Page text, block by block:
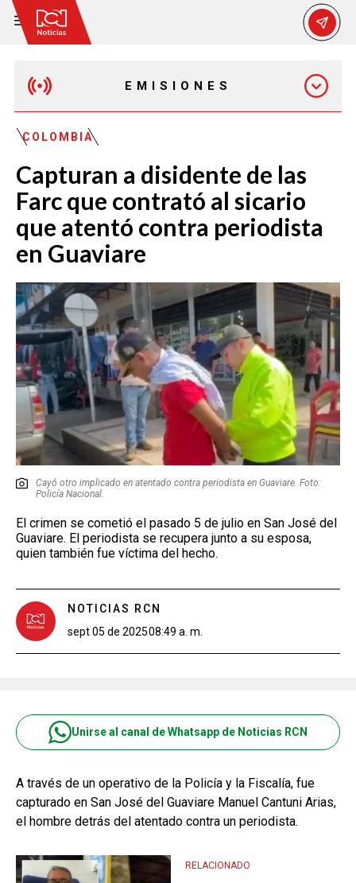
EMISIONES
EMISIÓN 12:30 PM
EMISIÓN 7:00 PM
EMISIÓN 11:30 PM
COLOMBIA
Capturan a disidente de las
Farc que contrató al sicario
que atentó contra periodista
en Guaviare
Cayó otro implicado en atentado contra periodista en Guaviare. Foto:
Policía Nacional.
El crimen se cometió el pasado 5 de julio en San José del
Guaviare. El periodista se recupera junto a su esposa,
quien también fue víctima del hecho.
NOTICIAS RCN
sept 05 de 202508:49 a. m.
Unirse al canal de Whatsapp de Noticias RCN
A través de un operativo de la Policía y la Fiscalía, fue
capturado en San José del Guaviare Manuel Cantuni Arias,
el hombre detrás del atentado contra un periodista.
RELACIONADO